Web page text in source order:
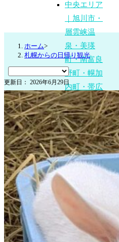
中央エリア
｜旭川市・
層雲峡温
泉・美瑛
町・南富良
野町・幌加
内町・帯広
市・十勝川
温泉
道東エリア
｜釧路市・
弟子屈町・
根室町・津
別町・網走
市・知床半
デジタルマップ
Gnome®（ノー
ホーム>
札幌からの日帰り観光
更新日： 2026年6月29日